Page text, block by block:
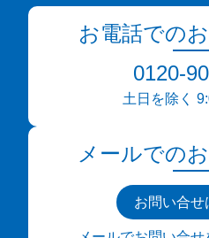
お電話での
0120-
土日を除く
メールでの
お問い合せ